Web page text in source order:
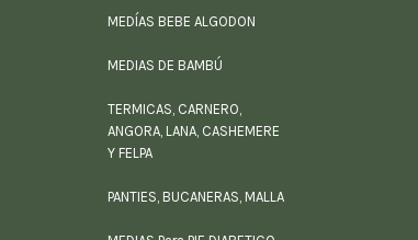
MEDÍAS BEBE ALGODON
MEDIAS DE BAMBÚ
TERMICAS, CARNERO,
ANGORA, LANA, CASHEMERE
Y FELPA
PANTIES, BUCANERAS, MALLA